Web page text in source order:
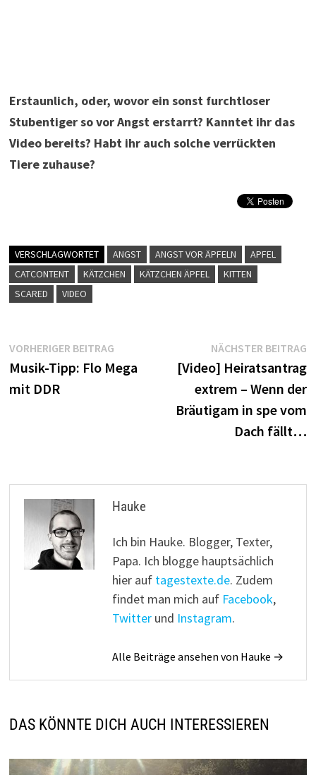
Erstaunlich, oder, wovor ein sonst furchtloser
Stubentiger so vor Angst erstarrt? Kanntet ihr das
Video bereits? Habt ihr auch solche verrückten
Tiere zuhause?
VERSCHLAGWORTET ANGST ANGST VOR ÄPFELN
APFEL
CATCONTENT
KÄTZCHEN KÄTZCHEN ÄPFEL
KITTEN
SCARED
VIDEO
Beitragsnavigation
VORHERIGER BEITRAGVorheriger
Beitrag:
Musik-Tipp: Flo Mega
mit DDR
NÄCHSTER BEITRAG
[Video] Heiratsantrag
extrem – Wenn der
Bräutigam in spe vom
Dach fällt…
Hauke
Ich bin Hauke. Blogger, Texter,
Papa. Ich blogge hauptsächlich
hier auf tagestexte.de. Zudem
findet man mich auf Facebook,
Twitterund Instagram.
Alle Beiträge ansehen von Hauke →
DAS KÖNNTE DICH AUCH INTERESSIEREN